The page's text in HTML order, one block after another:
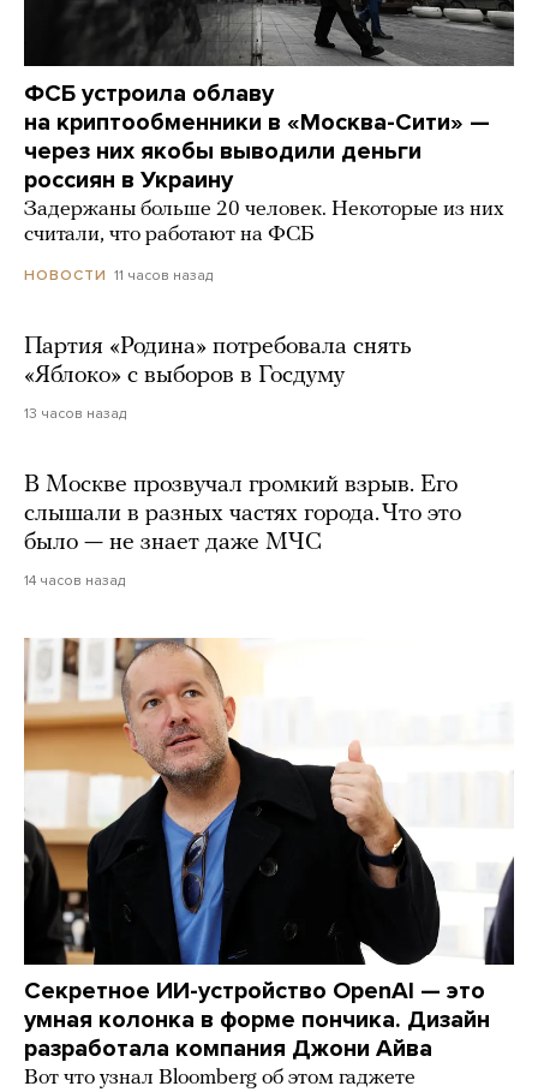
ФСБ устроила облаву
на криптообменники в «Москва-Сити» —
через них якобы выводили деньги
россиян в Украину
Задержаны больше 20 человек. Некоторые из них
считали, что работают на ФСБ
НОВОСТИ 11 часов назад
Партия «Родина» потребовала снять
«Яблоко» с выборов в Госдуму
13 часов назад
В Москве прозвучал громкий взрыв. Его
слышали в разных частях города. Что это
было — не знает даже МЧС
14 часов назад
Секретное ИИ-устройство OpenAI — это
умная колонка в форме пончика. Дизайн
разработала компания Джони Айва
Вот что узнал Bloomberg об этом гаджете